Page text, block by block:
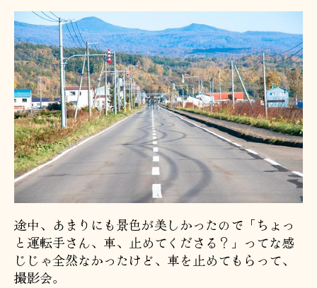
途中、あまりにも景色が美しかったので「ちょっ
と運転手さん、車、止めてくださる？」ってな感
じじゃ全然なかったけど、車を止めてもらって、
撮影会。